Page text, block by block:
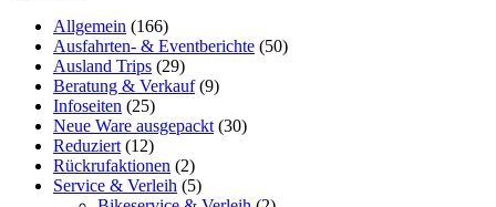
Allgemein (166)
Ausfahrten- & Eventberichte (50)
Ausland Trips (29)
Beratung & Verkauf(9)
Infoseiten (25)
Neue Ware ausgepackt (30)
Reduziert (12)
Rückrufaktionen (2)
Service & Verleih (5)